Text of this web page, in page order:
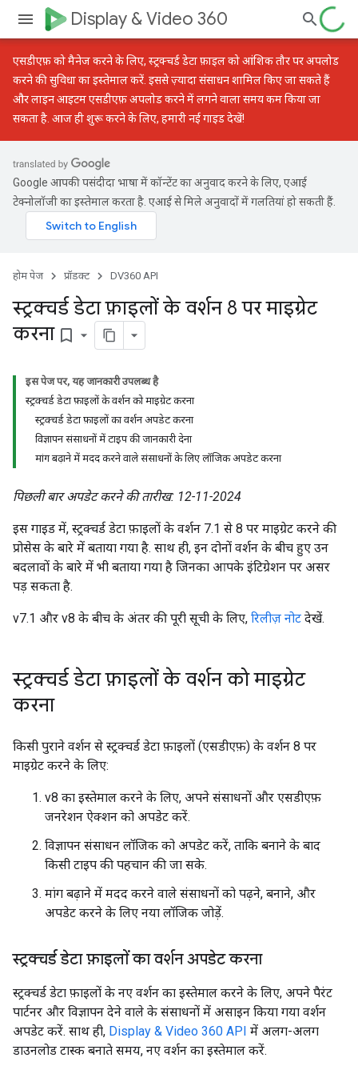
Display & Video 360
एसडीएफ़ को मैनेज करने के लिए, स्ट्रक्चर्ड डेटा फ़ाइल को आंशिक तौर पर अपलोड
करने की सुविधाका इस्तेमाल करें. इससे ज़्यादा संसाधन शामिल किए जा सकते हैं
और लाइन आइटम एसडीएफ़ अपलोड करने में लगने वाला समय कम किया जा
सकता है. आज ही शुरू करने के लिए, हमारीनई गाइडदेखें!
Google आपकी पसंदीदा भाषा में कॉन्टेंट का अनुवाद करने के लिए, एआई
टेक्नोलॉजी का इस्तेमाल करता है. एआई से मिले अनुवादों में गलतियां हो सकती हैं.
होम पेज प्रॉडक्ट DV360 API
स्ट्रक्चर्ड डेटा फ़ाइलों के वर्शन 8 पर माइग्रेट
करना bookmark_border
इस पेज पर, यह जानकारी उपलब्ध है
स्ट्रक्चर्ड डेटा फ़ाइलों के वर्शन को माइग्रेट करना
स्ट्रक्चर्ड डेटा फ़ाइलों का वर्शन अपडेट करना
विज्ञापन संसाधनों में टाइप की जानकारी देना
मांग बढ़ाने में मदद करने वाले संसाधनों के लिए लॉजिक अपडेट करना
पिछली बार अपडेट करने की तारीख: 12-11-2024
इस गाइड में, स्ट्रक्चर्ड डेटा फ़ाइलों के वर्शन 7.1 से 8 पर माइग्रेट करने की
प्रोसेस के बारे में बताया गया है. साथ ही, इन दोनों वर्शन के बीच हुए उन
बदलावों के बारे में भी बताया गया है जिनका आपके इंटिग्रेशन पर असर
पड़ सकता है.
v7.1 और v8 के बीच के अंतर की पूरी सूची के लिए, रिलीज़ नोट देखें.
स्ट्रक्चर्ड डेटा फ़ाइलों के वर्शन को माइग्रेट
करना
किसी पुराने वर्शन से स्ट्रक्चर्ड डेटा फ़ाइलों (एसडीएफ़) के वर्शन 8 पर
माइग्रेट करने के लिए:
v8 का इस्तेमाल करने के लिए, अपने संसाधनों और एसडीएफ़
जनरेशन ऐक्शन को अपडेट करें.
विज्ञापन संसाधन लॉजिक को अपडेट करें, ताकि बनाने के बाद
किसी टाइप की पहचान की जा सके.
मांग बढ़ाने में मदद करने वाले संसाधनों को पढ़ने, बनाने, और
अपडेट करने के लिए नया लॉजिक जोड़ें.
स्ट्रक्चर्ड डेटा फ़ाइलों का वर्शन अपडेट करना
स्ट्रक्चर्ड डेटा फ़ाइलों के नए वर्शन का इस्तेमाल करने के लिए, अपने पैरंट
पार्टनर और विज्ञापन देने वाले के संसाधनों में असाइन किया गया वर्शन
अपडेट करें. साथ ही, Display & Video 360 API में अलग-अलग
डाउनलोड टास्क बनाते समय, नए वर्शन का इस्तेमाल करें.